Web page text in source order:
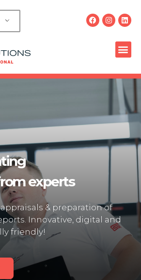
experts
& preparation of
Innovative, digital and
friendly!